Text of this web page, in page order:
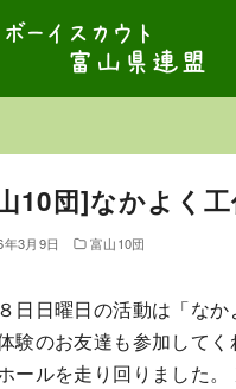
10団]なかよく
3月9日 富山10団
日日曜日の活動は「な
験のお友達も参加して
ールを走り回りました